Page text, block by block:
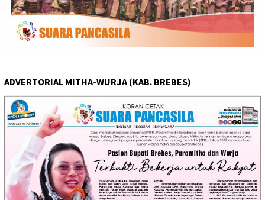
ADVERTORIAL MITHA-WURJA (KAB. BREBES)